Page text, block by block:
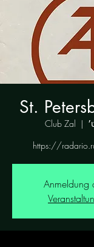
St.
  |
Club Zal
https://
Anmeldung